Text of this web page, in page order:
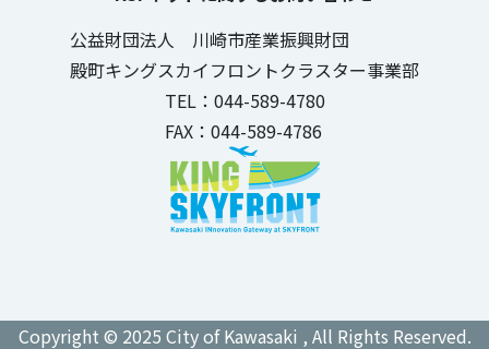
公益財団法人 川崎市産業振興財団
殿町キングスカイフロントクラスター事業部
TEL：044-589-4780
FAX：044-589-4786
Copyright © 2025 City of Kawasaki , All Rights Reserved.